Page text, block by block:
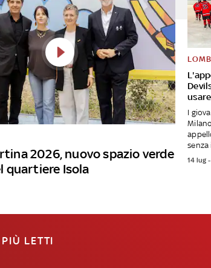
2026, nuovo spazio verde
quartiere Isola
I
senza
14 lug
LETTI